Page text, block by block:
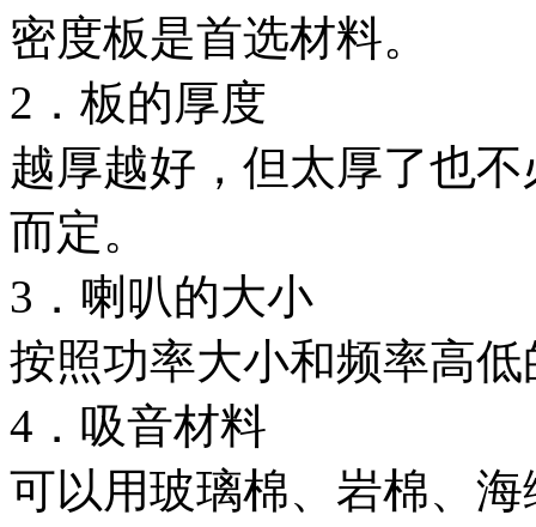
密度板是首选材料。
2．板的厚度
越厚越好，但太厚了也
而定。
3．喇叭的大小
按照功率大小和频率高
4．吸音材料
可以用玻璃棉、岩棉、